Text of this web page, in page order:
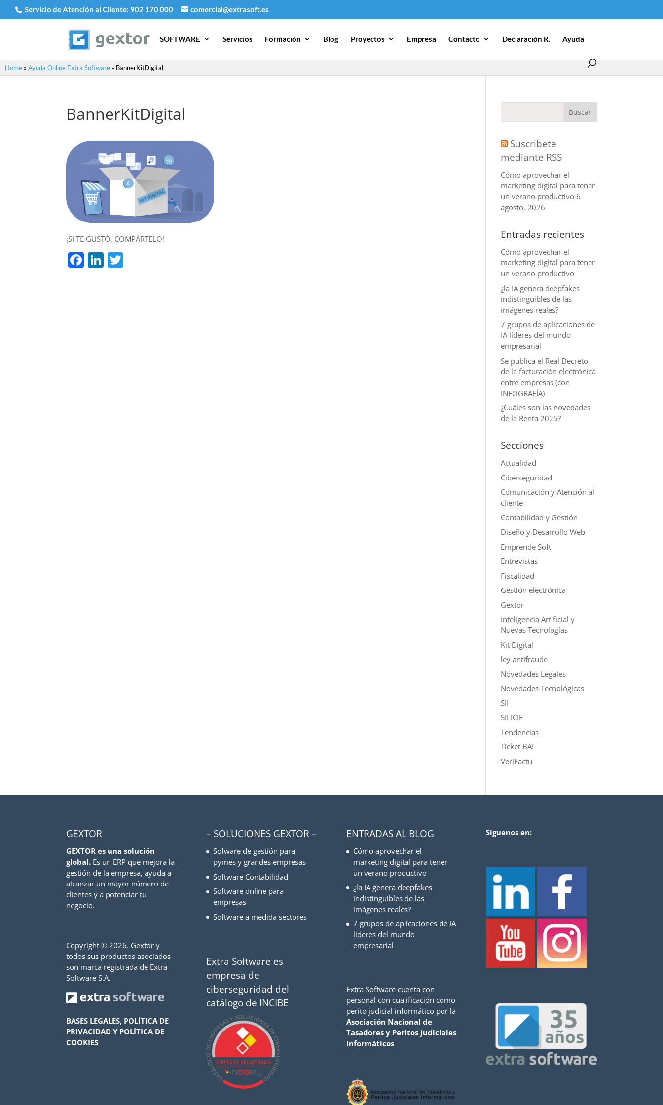
Servicio de Atención al Cliente: 902 170 000 comercial@extrasoft.es
SOFTWARE Servicios Formación Blog Proyectos Empresa Contacto Declaración R. Ayuda
Home » Ayuda Online Extra Software » BannerKitDigital
BannerKitDigital
¡SI TE GUSTÓ, COMPÁRTELO!
Facebook
LinkedIn
Suscribete
mediante RSS
Cómo aprovechar el
marketing digital para tener
un verano productivo 6
agosto, 2026
Entradas recientes
Cómo aprovechar el
marketing digital para tener
un verano productivo
¿la IA genera deepfakes
indistinguibles de las
imágenes reales?
7 grupos de aplicaciones de
IA líderes del mundo
empresarial
Se publica el Real Decreto
de la facturación electrónica
entre empresas (con
INFOGRAFÍA)
¿Cuáles son las novedades
de la Renta 2025?
Secciones
Actualidad
Ciberseguridad
Comunicación y Atención al
cliente
Contabilidad y Gestión
Diseño y Desarrollo Web
Emprende Soft
Entrevistas
Fiscalidad
Gestión electrónica
Gextor
Inteligencia Artificial y
Nuevas Tecnologías
Kit Digital
ley antifraude
Novedades Legales
Novedades Tecnológicas
SII
SILICIE
Tendencias
Ticket BAI
VeriFactu
GEXTOR
GEXTOR es una solución
global. Es un ERP que mejora la
gestión de la empresa, ayuda a
alcanzar un mayor número de
clientes y a potenciar tu
negocio.
Copyright ©2026. Gextor y
todos sus productos asociados
son marca registrada de Extra
Software S.A.
BASES LEGALES, POLÍTICA DE
PRIVACIDAD Y POLÍTICA DE
COOKIES
– SOLUCIONES GEXTOR –
Sofware de gestión para
pymes y grandes empresas
Software Contabilidad
Software online para
empresas
Software a medida sectores
Extra Software es
empresa de
ciberseguridad del
catálogo de INCIBE
ENTRADAS AL BLOG
Cómo aprovechar el
marketing digital para tener
un verano productivo
¿la IA genera deepfakes
indistinguibles de las
imágenes reales?
7 grupos de aplicaciones de IA
líderes del mundo
empresarial
Extra Software cuenta con
personal con cualificación como
perito judicial informático por la
Asociación Nacional de
Tasadores y Peritos Judiciales
Informáticos
Síguenos en: